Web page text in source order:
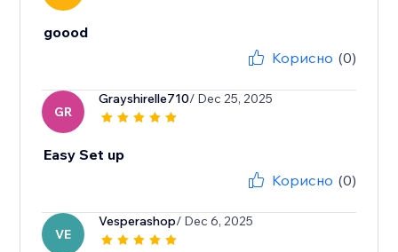
goood
Корисно (0)
GR
Grayshirelle710/ Dec 25, 2025
Easy Set up
Корисно (0)
VE
Vesperashop/ Dec 6, 2025